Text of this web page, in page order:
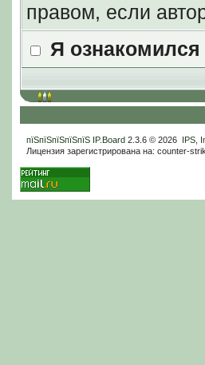
правом, если
Я
пїЅпїЅпїЅпїЅпїЅ IP.Board2.3.6 © 2026 IPS,
Лицензия зарегистрирована на: counter-